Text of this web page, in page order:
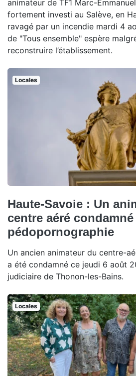
animateur de TF1 Marc-
fortement investi au Salève, en
ravagé par un incendie mardi 4
de "Tous ensemble" espère
reconstruire l’établissement.
Locales
Haute-Savoie : Un
centre aéré
pédopornographie
Un ancien animateur du centre-
a été condamné ce jeudi 6 août
judiciaire de Thonon-les-Bains.
Locales